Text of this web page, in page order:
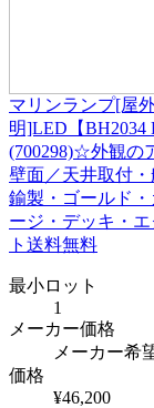
マリンランプ[屋
明]LED【BH2034
(700298)☆外観の
壁面／天井取付
鍮製・ゴールド
ージ・デッキ・
ト送料無料
最小ロット
1
メーカー価格
メーカー希
価格
¥46,200